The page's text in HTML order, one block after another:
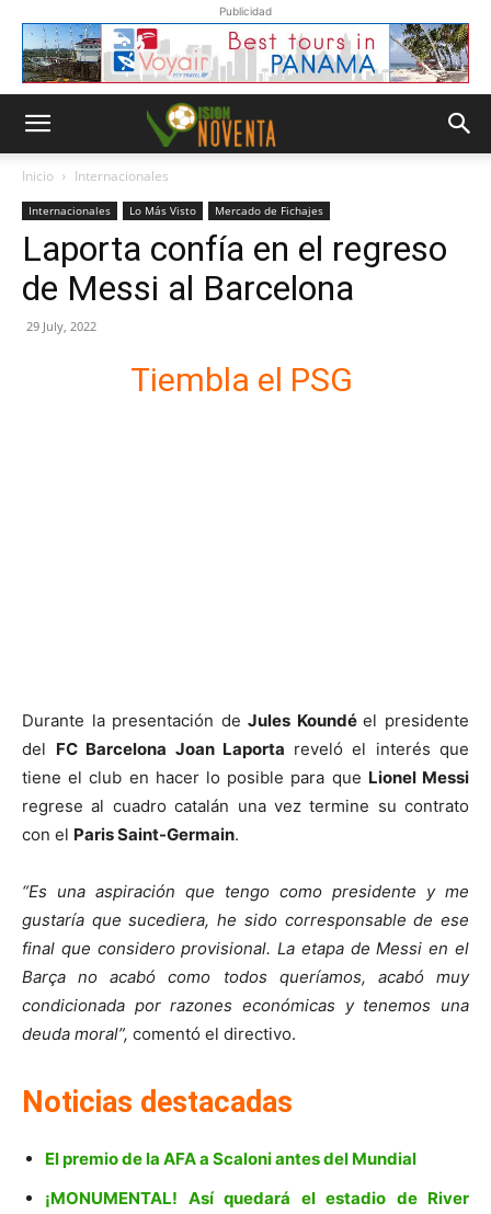
Publicidad
Inicio Internacionales
Internacionales Lo Más Visto Mercado de Fichajes
Laporta confía en el regreso
de Messi al Barcelona
29 July, 2022
Tiembla el PSG
Durante la presentación de Jules Koundéel presidente
del FC Barcelona Joan Laporta reveló el interés que
tiene el club en hacer lo posible para que Lionel Messi
regrese al cuadro catalán una vez termine su contrato
con el Paris Saint-Germain.
“Es una aspiración que tengo como presidente y me
gustaría que sucediera, he sido corresponsable de ese
final que considero provisional. La etapa de Messi en el
Barça no acabó como todos queríamos, acabó muy
condicionada por razones económicas y tenemos una
deuda moral”, comentó el directivo.
Noticias destacadas
El premio de la AFA a Scaloni antes del Mundial
¡MONUMENTAL! Así quedará el estadio de River